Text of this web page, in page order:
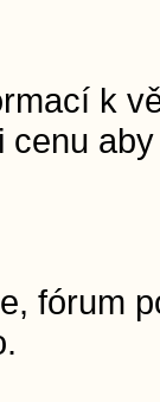
k
cenu
fórum